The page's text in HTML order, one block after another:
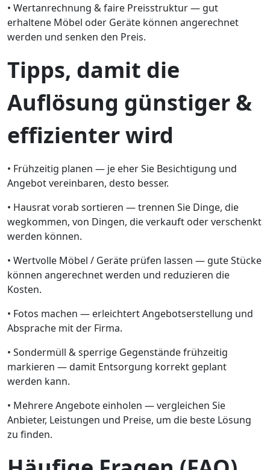
• Wertanrechnung & faire Preisstruktur — gut
erhaltene Möbel oder Geräte können angerechnet
werden und senken den Preis.
Tipps, damit die
Auflösung günstiger &
effizienter wird
• Frühzeitig planen — je eher Sie Besichtigung und
Angebot vereinbaren, desto besser.
• Hausrat vorab sortieren — trennen Sie Dinge, die
wegkommen, von Dingen, die verkauft oder verschenkt
werden können.
• Wertvolle Möbel / Geräte prüfen lassen — gute Stücke
können angerechnet werden und reduzieren die
Kosten.
• Fotos machen — erleichtert Angebotserstellung und
Absprache mit der Firma.
• Sondermüll & sperrige Gegenstände frühzeitig
markieren — damit Entsorgung korrekt geplant
werden kann.
• Mehrere Angebote einholen — vergleichen Sie
Anbieter, Leistungen und Preise, um die beste Lösung
zu finden.